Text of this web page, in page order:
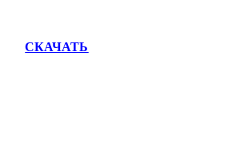
СКАЧАТЬ